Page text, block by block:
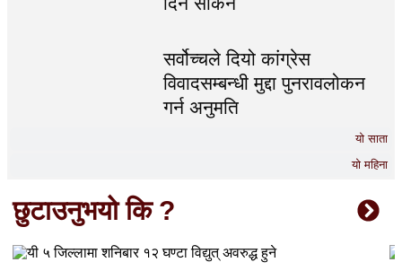
यो साता
यो महिना
सर्वोच्चले दियो कांग्रेस
विवादसम्बन्धी मुद्दा पुनरावलोकन
गर्न अनुमति
छुटाउनुभयो कि ?